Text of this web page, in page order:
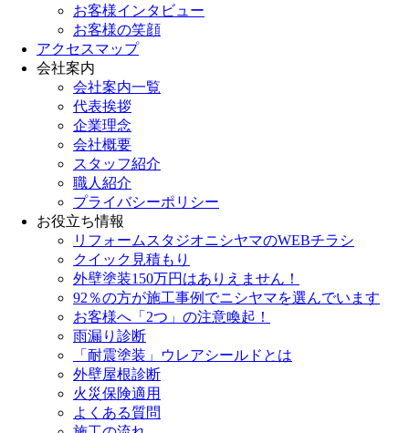
お客様インタビュー
お客様の笑顔
アクセスマップ
会社案内
会社案内一覧
代表挨拶
企業理念
会社概要
スタッフ紹介
職人紹介
プライバシーポリシー
お役立ち情報
リフォームスタジオニシヤマのWEBチラシ
クイック見積もり
外壁塗装150万円はありえません！
92％の方が施工事例でニシヤマを選んでいます
お客様へ「2つ」の注意喚起！
雨漏り診断
「耐震塗装」ウレアシールドとは
外壁屋根診断
火災保険適用
よくある質問